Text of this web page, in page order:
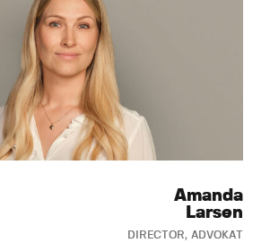
Amanda
Larsen
DIRECTOR, ADVOKAT